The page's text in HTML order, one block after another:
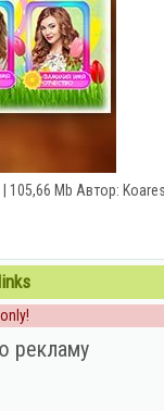
105,66 Mb Автор:
рекламу